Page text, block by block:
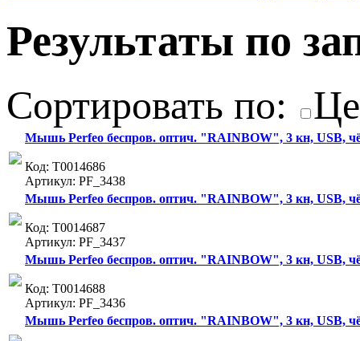
Результаты по
Сортировать по:
Мышь Perfeo беспров. оптич. "RAINBOW", 3 кн, USB,
Код: Т0014686
Артикул: PF_3438
Мышь Perfeo беспров. оптич. "RAINBOW", 3 кн, USB,
Код: Т0014687
Артикул: PF_3437
Мышь Perfeo беспров. оптич. "RAINBOW", 3 кн, USB,
Код: Т0014688
Артикул: PF_3436
Мышь Perfeo беспров. оптич. "RAINBOW", 3 кн, USB,